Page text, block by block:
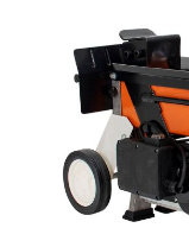
Motofierastraie pe
Accesorii pompe
Aparat de spalat
Atomizoare
Hidrofoare